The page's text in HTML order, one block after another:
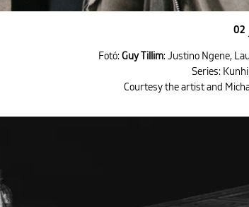
02
Fotó: Guy Tillim: Justino Ngene,
Series:
Courtesy the artist and